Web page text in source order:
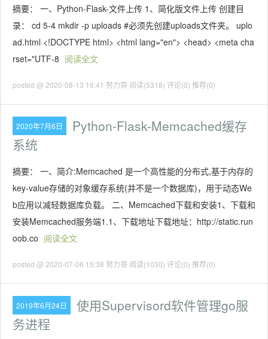
摘要： 一、Python-Flask-文件上传 1、简化版文件上传 创建目
录： cd 5-4 mkdir -p uploads #必须先创建uploads文件夹。 uplo
ad.html <!DOCTYPE html> <html lang="en"> <head> <meta cha
rset="UTF-8 阅读全文
posted @ 2020-08-13 16:41 努力哥 阅读(5318) 评论(0) 推荐(0)
2020年7月6日
Python-Flask-Memcached缓存
系统
摘要： 一、简介:Memcached 是一个高性能的分布式,基于内存的
key-value存储的对象缓存系统(并不是一个数据库)，用于动态We
b应用以减轻数据库负载。 二、Memcached下载和安装1、下载和
安装Memcached服务端1.1、下载地址下载地址：http://static.run
oob.co 阅读全文
posted @ 2020-07-06 15:38 努力哥 阅读(1030) 评论(0) 推荐(0)
2019年6月24日
使用Supervisord软件管理go服
务进程